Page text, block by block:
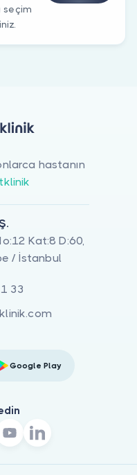
seçim
hastanın
Kat:8 D:60,
/ İstanbul
33
Google Play